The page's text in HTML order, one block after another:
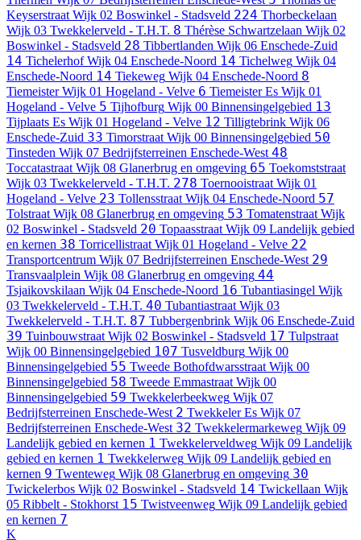
Keyserstraat Wijk 02 Boswinkel - Stadsveld 224 Thorbeckelaan
Wijk 03 Twekkelerveld - T.H.T. 8 Thérèse Schwartzelaan Wijk 02
Boswinkel - Stadsveld 28 Tibbertlanden Wijk 06 Enschede-Zuid
14 Tichelerhof Wijk 04 Enschede-Noord 14 Tichelweg Wijk 04
Enschede-Noord 14 Tiekeweg Wijk 04 Enschede-Noord 8
Tiemeister Wijk 01 Hogeland - Velve 6 Tiemeister Es Wijk 01
Hogeland - Velve 5 Tijhofburg Wijk 00 Binnensingelgebied 13
Tijplaats Es Wijk 01 Hogeland - Velve 12 Tilligtebrink Wijk 06
Enschede-Zuid 33 Timorstraat Wijk 00 Binnensingelgebied 50
Tinsteden Wijk 07 Bedrijfsterreinen Enschede-West 48
Toccatastraat Wijk 08 Glanerbrug en omgeving 65 Toekomststraat
Wijk 03 Twekkelerveld - T.H.T. 278 Toernooistraat Wijk 01
Hogeland - Velve 23 Tollensstraat Wijk 04 Enschede-Noord 57
Tolstraat Wijk 08 Glanerbrug en omgeving 53 Tomatenstraat Wijk
02 Boswinkel - Stadsveld 20 Topaasstraat Wijk 09 Landelijk gebied
en kernen 38 Torricellistraat Wijk 01 Hogeland - Velve 22
Transportcentrum Wijk 07 Bedrijfsterreinen Enschede-West 29
Transvaalplein Wijk 08 Glanerbrug en omgeving 44
Tsjaikovskilaan Wijk 04 Enschede-Noord 16 Tubantiasingel Wijk
03 Twekkelerveld - T.H.T. 40 Tubantiastraat Wijk 03
Twekkelerveld - T.H.T. 87 Tubbergenbrink Wijk 06 Enschede-Zuid
39 Tuinbouwstraat Wijk 02 Boswinkel - Stadsveld 17 Tulpstraat
Wijk 00 Binnensingelgebied 107 Tusveldburg Wijk 00
Binnensingelgebied 55 Tweede Bothofdwarsstraat Wijk 00
Binnensingelgebied 58 Tweede Emmastraat Wijk 00
Binnensingelgebied 59 Twekkelerbeekweg Wijk 07
Bedrijfsterreinen Enschede-West 2 Twekkeler Es Wijk 07
Bedrijfsterreinen Enschede-West 32 Twekkelermarkeweg Wijk 09
Landelijk gebied en kernen 1 Twekkelerveldweg Wijk 09 Landelijk
gebied en kernen 1 Twekkelerweg Wijk 09 Landelijk gebied en
kernen 9 Twenteweg Wijk 08 Glanerbrug en omgeving 30
Twickelerbos Wijk 02 Boswinkel - Stadsveld 14 Twickellaan Wijk
05 Ribbelt - Stokhorst 15 Twistveenweg Wijk 09 Landelijk gebied
en kernen 7
K